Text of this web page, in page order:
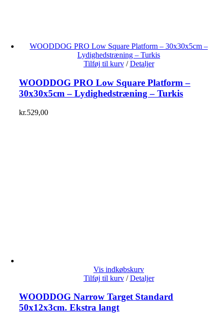
WOODDOG PRO Low Square Platform – 30x30x5cm –
Lydighedstræning – Turkis
Tilføj til kurv / Detaljer
WOODDOG PRO Low Square Platform –
30x30x5cm – Lydighedstræning – Turkis
kr.529,00
Vis indkøbskurv
Tilføj til kurv / Detaljer
WOODDOG Narrow Target Standard
50x12x3cm. Ekstra langt